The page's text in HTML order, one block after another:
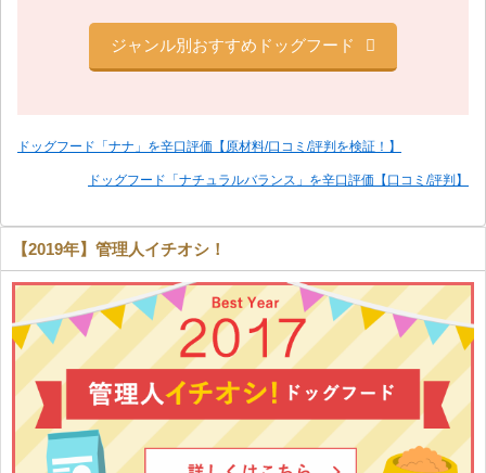
ジャンル別おすすめドッグフード
ドッグフード「ナナ」を辛口評価【原材料/口コミ/評判を検証！】
ドッグフード「ナチュラルバランス」を辛口評価【口コミ/評判】
【2019年】管理人イチオシ！